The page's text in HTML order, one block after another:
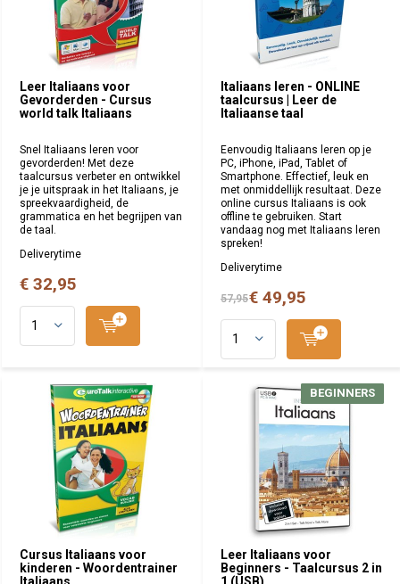
Leer Italiaans voor
Gevorderden - Cursus
world talk Italiaans
Snel Italiaans leren voor
gevorderden! Met deze
taalcursus verbeter en ontwikkel
je je uitspraak in het Italiaans, je
spreekvaardigheid, de
grammatica en het begrijpen van
de taal.
Deliverytime
€ 32,95
Italiaans leren - ONLINE
taalcursus | Leer de
Italiaanse taal
Eenvoudig Italiaans leren op je
PC, iPhone, iPad, Tablet of
Smartphone. Effectief, leuk en
met onmiddellijk resultaat. Deze
online cursus Italiaans is ook
offline te gebruiken. Start
vandaag nog met Italiaans leren
spreken!
Deliverytime
57,95€ 49,95
Cursus Italiaans voor
kinderen - Woordentrainer
Leer Italiaans voor
Beginners - Taalcursus 2 in
BEGINNERS
BEGINNERS